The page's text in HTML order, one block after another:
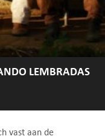
LEMBRADAS
vast aan de